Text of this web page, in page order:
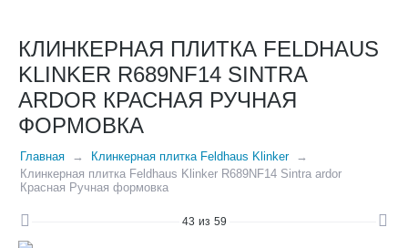
КЛИНКЕРНАЯ ПЛИТКА FELDHAUS
KLINKER R689NF14 SINTRA
ARDOR КРАСНАЯ РУЧНАЯ
ФОРМОВКА
Главная
Клинкерная плитка Feldhaus Klinker
Клинкерная плитка Feldhaus Klinker R689NF14 Sintra ardor
Красная Ручная формовка
43 из 59